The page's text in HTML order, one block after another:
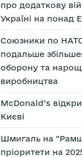
про додаткову
Україні на понад
Союзники по
подальше
оборону та
виробництва
McDonald’s
Києві
Шмигаль на
пріоритети на